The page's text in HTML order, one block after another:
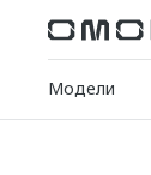
Модели